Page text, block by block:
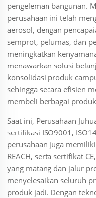
pengeleman bangunan.
perusahaan ini telah
aerosol, dengan
semprot, pelumas, dan
meningkatkan
menawarkan solusi
konsolidasi produk
sehingga secara efisien
membeli berbagai
Saat ini, Perusahaan
sertifikasi ISO9001,
perusahaan juga
REACH, serta sertifikat
yang matang dan jalur
menyelesaikan seluruh
produk jadi. Dengan